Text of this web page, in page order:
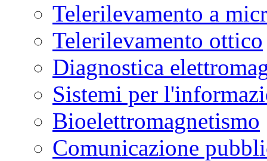
Telerilevamento a
Telerilevamento ottico
Diagnostica
Sistemi per
Bioelettromagnetismo
Comunicazione